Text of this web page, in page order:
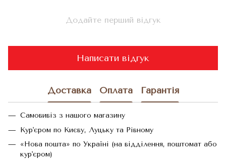
Додайте перший відгук
Написати відгук
Доставка Оплата Гарантія
Самовивіз з нашого магазину
Кур'єром по Києву, Луцьку та Рівному
«Нова пошта» по Україні (на відділення, поштомат або
кур'єром)